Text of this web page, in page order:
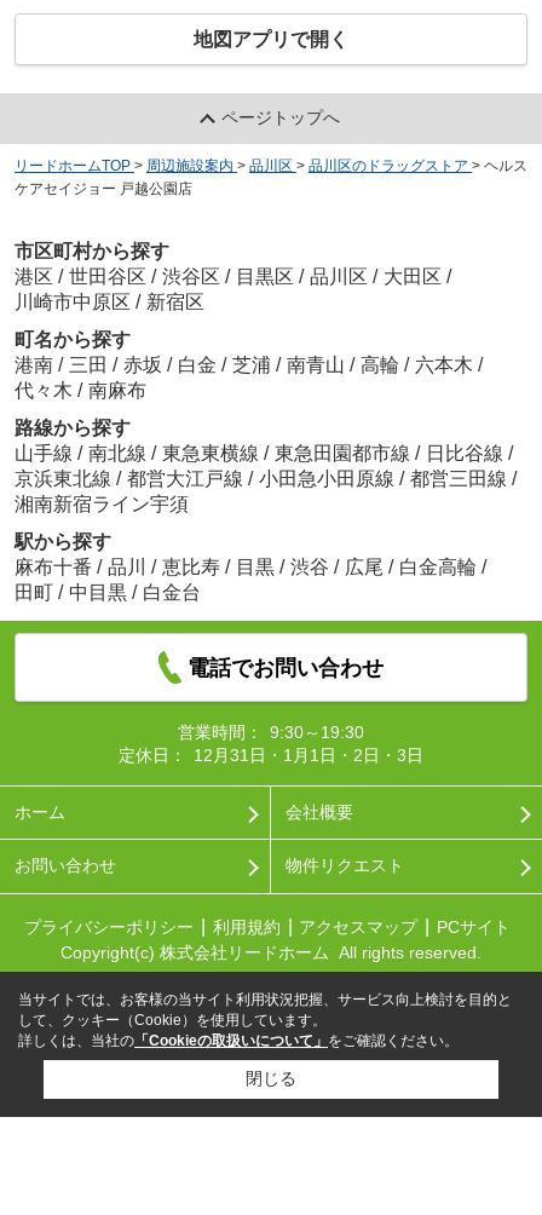
地図アプリで開く
ページトップへ
リードホームTOP > 周辺施設案内 > 品川区 > 品川区のドラッグストア > ヘルス
ケアセイジョー 戸越公園店
市区町村から探す
港区 / 世田谷区 / 渋谷区 / 目黒区 / 品川区 / 大田区 /
川崎市中原区 / 新宿区
町名から探す
港南 / 三田 / 赤坂 / 白金 / 芝浦 / 南青山 / 高輪 / 六本木 /
代々木 / 南麻布
路線から探す
山手線 / 南北線 / 東急東横線 / 東急田園都市線 / 日比谷線 /
京浜東北線 / 都営大江戸線 / 小田急小田原線 / 都営三田線 /
湘南新宿ライン宇須
駅から探す
麻布十番 / 品川 / 恵比寿 / 目黒 / 渋谷 / 広尾 / 白金高輪 /
田町 / 中目黒 / 白金台
電話でお問い合わせ
営業時間：
9:30～19:30
定休日：
12月31日・1月1日・2日・3日
ホーム 会社概要
お問い合わせ 物件リクエスト
プライバシーポリシー 利用規約 アクセスマップ
PCサイト
Copyright(c) 株式会社リードホーム All rights reserved.
当サイトでは、お客様の当サイト利用状況把握、サービス向上検討を目的と
して、クッキー（Cookie）を使用しています。
詳しくは、当社の 「Cookieの取扱いについて」 をご確認ください。
閉じる